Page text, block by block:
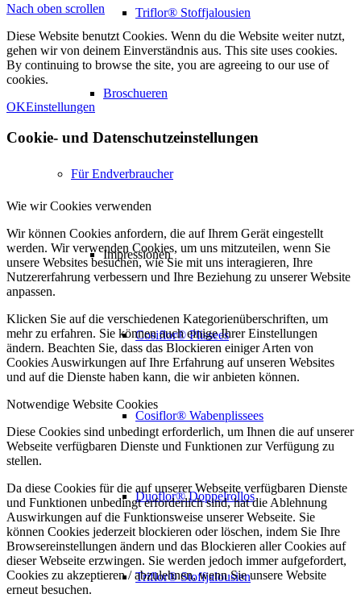
Triflor® Stoffjalousien
Broschueren
Für Endverbraucher
Impressionen
Cosiflor® Plissees
Cosiflor® Wabenplissees
Duoflor® Doppelrollos
Triflor® Stoffjalousien
Nach oben scrollen
Diese Website benutzt Cookies. Wenn du die Website weiter nutzt,
gehen wir von deinem Einverständnis aus. This site uses cookies.
By continuing to browse the site, you are agreeing to our use of
cookies.
OKEinstellungen
Cookie- und Datenschutzeinstellungen
Wie wir Cookies verwenden
Wir können Cookies anfordern, die auf Ihrem Gerät eingestellt
werden. Wir verwenden Cookies, um uns mitzuteilen, wenn Sie
unsere Websites besuchen, wie Sie mit uns interagieren, Ihre
Nutzererfahrung verbessern und Ihre Beziehung zu unserer Website
anpassen.
Klicken Sie auf die verschiedenen Kategorienüberschriften, um
mehr zu erfahren. Sie können auch einige Ihrer Einstellungen
ändern. Beachten Sie, dass das Blockieren einiger Arten von
Cookies Auswirkungen auf Ihre Erfahrung auf unseren Websites
und auf die Dienste haben kann, die wir anbieten können.
Notwendige Website Cookies
Diese Cookies sind unbedingt erforderlich, um Ihnen die auf unserer
Webseite verfügbaren Dienste und Funktionen zur Verfügung zu
stellen.
Da diese Cookies für die auf unserer Webseite verfügbaren Dienste
und Funktionen unbedingt erforderlich sind, hat die Ablehnung
Auswirkungen auf die Funktionsweise unserer Webseite. Sie
können Cookies jederzeit blockieren oder löschen, indem Sie Ihre
Browsereinstellungen ändern und das Blockieren aller Cookies auf
dieser Webseite erzwingen. Sie werden jedoch immer aufgefordert,
Cookies zu akzeptieren / abzulehnen, wenn Sie unsere Website
erneut besuchen.